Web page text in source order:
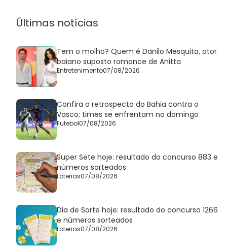
Últimas notícias
Tem o molho? Quem é Danilo Mesquita, ator
baiano suposto romance de Anitta
Entretenimento07/08/2026
Confira o retrospecto do Bahia contra o
Vasco; times se enfrentam no domingo
Futebol07/08/2026
Super Sete hoje: resultado do concurso 883 e
números sorteados
Loterias07/08/2026
Dia de Sorte hoje: resultado do concurso 1266
e números sorteados
Loterias07/08/2026